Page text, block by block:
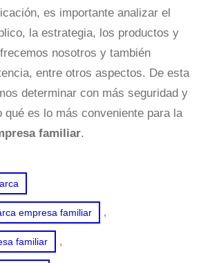
es importante analizar el
la estrategia, los productos y
nosotros y también
entre otros aspectos. De esta
determinar con más seguridad y
qué es lo más conveniente para la
familiar.
empresa familiar ,
familiar ,